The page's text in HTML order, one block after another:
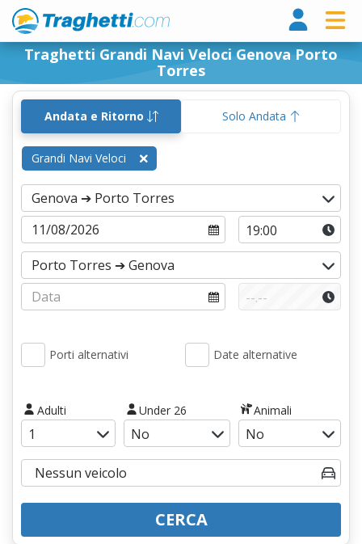
Traghetti Grandi Navi Veloci Genova Porto
Torres
Andata e Ritorno Solo Andata
Grandi Navi Veloci
Porti alternativi Date alternative
Adulti Under 26 Animali
CERCA